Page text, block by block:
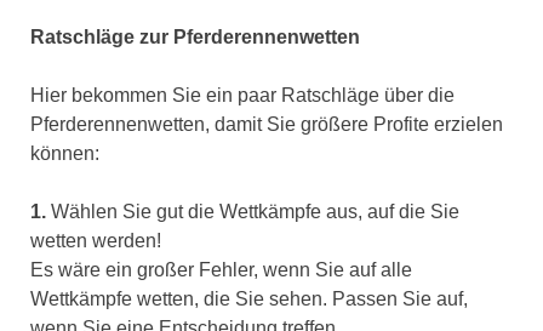
Ratschläge zur Pferderennenwetten
Hier bekommen Sie ein paar Ratschläge über die
Pferderennenwetten, damit Sie größere Profite erzielen
können:
1. Wählen Sie gut die Wettkämpfe aus, auf die Sie
wetten werden!
Es wäre ein großer Fehler, wenn Sie auf alle
Wettkämpfe wetten, die Sie sehen. Passen Sie auf,